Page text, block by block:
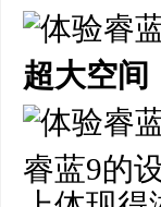
超大空间
睿蓝9的